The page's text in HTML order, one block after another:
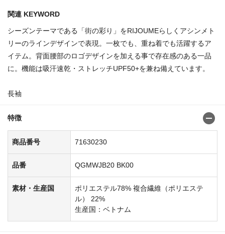
関連 KEYWORD
シーズンテーマである「街の彩り」をRIJOUMEらしくアシンメト
リーのラインデザインで表現。一枚でも、重ね着でも活躍するア
イテム。背面腰部のロゴデザインを加える事で存在感のある一品
に。機能は吸汗速乾・ストレッチUPF50+を兼ね備えています。
長袖
特徴
商品番号 71630230
品番 QGMWJB20 BK00
素材・生産国
ポリエステル78% 複合繊維（ポリエステ
ル） 22%
生産国：ベトナム